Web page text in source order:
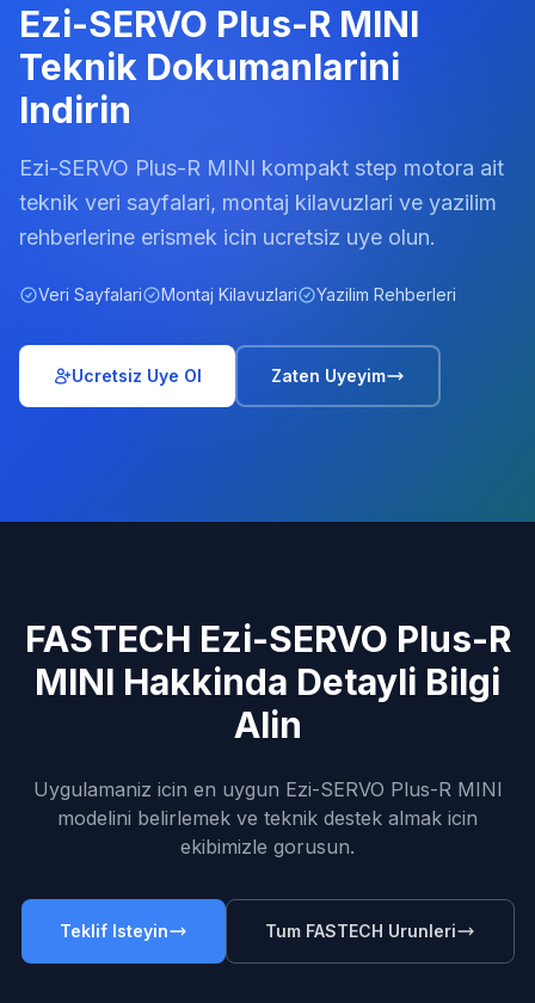
Ezi-SERVO Plus-R MINI
Teknik Dokumanlarini
Indirin
Ezi-SERVO Plus-R MINI kompakt step motora ait
teknik veri sayfalari, montaj kilavuzlari ve yazilim
rehberlerine erismek icin ucretsiz uye olun.
Veri Sayfalari Montaj Kilavuzlari Yazilim Rehberleri
Ucretsiz Uye Ol Zaten Uyeyim
FASTECH Ezi-SERVO Plus-R
MINI Hakkinda Detayli Bilgi
Alin
Uygulamaniz icin en uygun Ezi-SERVO Plus-R MINI
modelini belirlemek ve teknik destek almak icin
ekibimizle gorusun.
Teklif Isteyin Tum FASTECH Urunleri